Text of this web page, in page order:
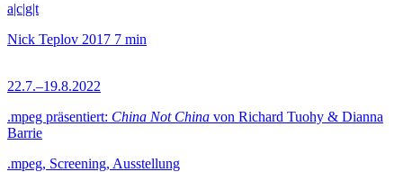
a|c|g|t
Nick Teplov 2017 7 min
22.7.–19.8.2022
.mpeg präsentiert: China Not China von Richard Tuohy & Dianna
Barrie
.mpeg, Screening, Ausstellung